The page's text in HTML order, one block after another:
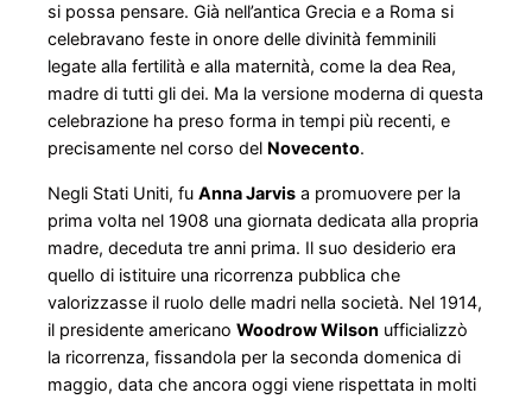
si possa pensare. Già nell’antica Grecia e a Roma si
celebravano feste in onore delle divinità femminili
legate alla fertilità e alla maternità, come la dea Rea,
madre di tutti gli dei. Ma la versione moderna di questa
celebrazione ha preso forma in tempi più recenti, e
precisamente nel corso del Novecento.
Negli Stati Uniti, fu Anna Jarvis a promuovere per la
prima volta nel 1908 una giornata dedicata alla propria
madre, deceduta tre anni prima. Il suo desiderio era
quello di istituire una ricorrenza pubblica che
valorizzasse il ruolo delle madri nella società. Nel 1914,
il presidente americano Woodrow Wilson ufficializzò
la ricorrenza, fissandola per la seconda domenica di
maggio, data che ancora oggi viene rispettata in molti